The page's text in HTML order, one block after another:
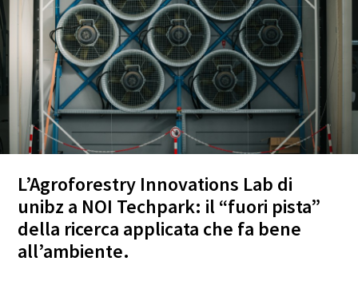
L’Agroforestry Innovations Lab di
unibz a NOI Techpark: il “fuori pista”
della ricerca applicata che fa bene
all’ambiente.